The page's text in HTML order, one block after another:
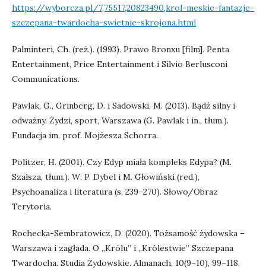
https://wyborcza.pl/7,75517,20823490,krol-meskie-fantazje-
szczepana-twardocha-swietnie-skrojona.html
Palminteri, Ch. (reż.). (1993). Prawo Bronxu [film]. Penta
Entertainment, Price Entertainment i Silvio Berlusconi
Communications.
Pawlak, G., Grinberg, D. i Sadowski, M. (2013). Bądź silny i
odważny. Żydzi, sport, Warszawa (G. Pawlak i in., tłum.).
Fundacja im. prof. Mojżesza Schorra.
Politzer, H. (2001). Czy Edyp miała kompleks Edypa? (M.
Szalsza, tłum.). W: P. Dybel i M. Głowiński (red.),
Psychoanaliza i literatura (s. 239–270). Słowo/Obraz
Terytoria.
Rochecka-Sembratowicz, D. (2020). Tożsamość żydowska –
Warszawa i zagłada. O „Królu” i „Królestwie” Szczepana
Twardocha. Studia Żydowskie. Almanach, 10(9–10), 99–118.